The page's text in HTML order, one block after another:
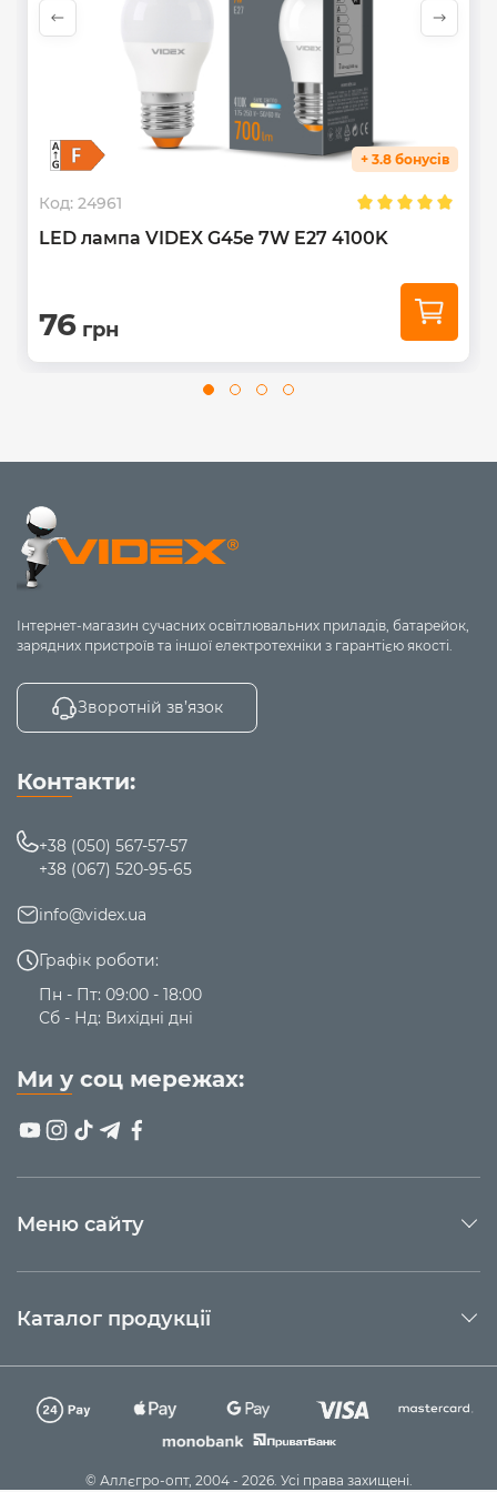
До складу цієї лампи не входить ртуть та інші шкідливі
речовини. Термін придатності до використання
необмежений. Не підлягає утилізації у вигляді
побутових відходів.
+ 3.8 бонусів
Код: 24961
LED лампа VIDEX G45e 7W E27 4100K
76 грн
Інтернет-магазин сучасних освітлювальних приладів, батарейок,
зарядних пристроїв та іншої електротехніки з гарантією якості.
Зворотній зв’язок
Меню сайту
Каталог продукції
Контакти:
+38 (050) 567-57-57
+38 (067) 520-95-65
info@videx.ua
Графік роботи:
Пн - Пт: 09:00 - 18:00
Сб - Нд: Вихідні дні
Ми у соц мережах:
© Аллєгро-опт, 2004 - 2026. Усі права захищені.